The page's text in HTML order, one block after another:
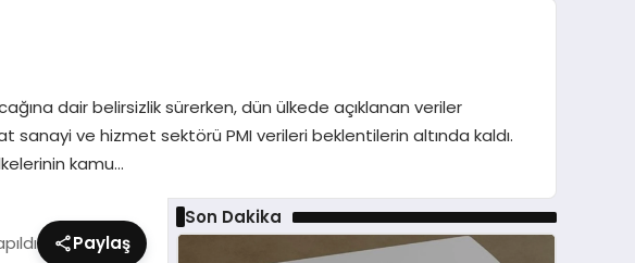
dair belirsizlik sürerken, dün ülkede açıklanan veriler
sanayi ve hizmet sektörü PMI verileri beklentilerin altında kaldı.
kamu…
Paylaş
Son Dakika